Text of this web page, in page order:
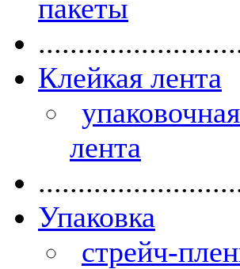
пакеты
Клейкая лента
лента
Упаковка
стрейч-